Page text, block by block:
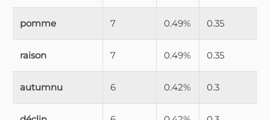
pomme 7 0.49% 0.35
raison 7 0.49% 0.35
autumnu 6 0.42% 0.3